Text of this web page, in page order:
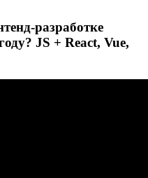
разработке
JS + React, Vue,